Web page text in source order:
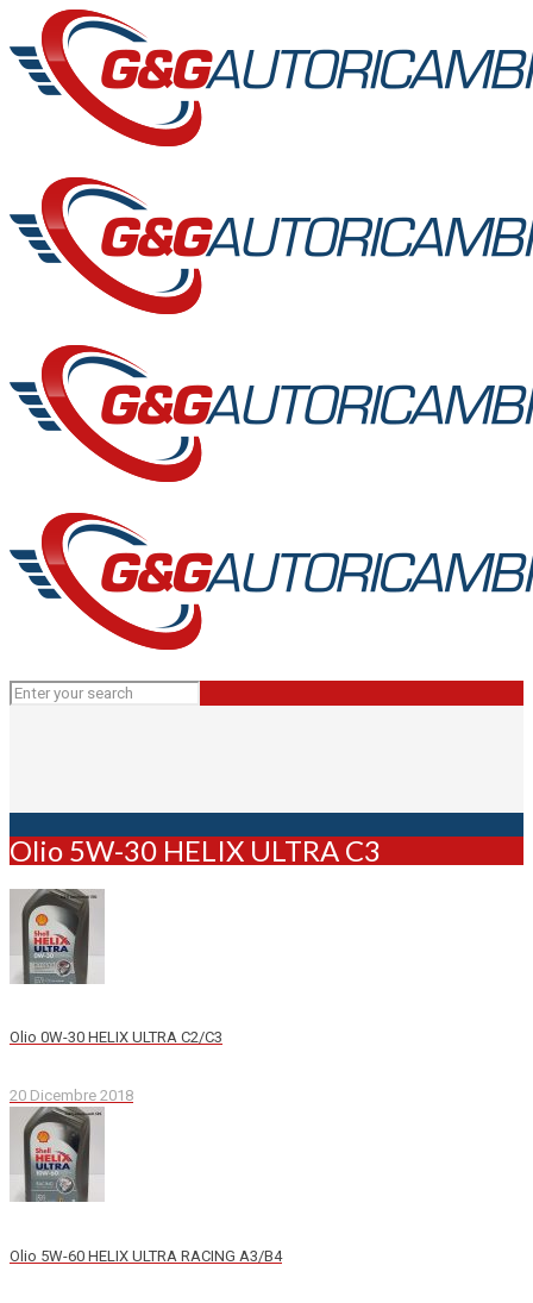
Olio 5W-30 HELIX ULTRA C3
Olio 0W-30 HELIX ULTRA C2/C3
20 Dicembre 2018
Olio 5W-60 HELIX ULTRA RACING A3/B4